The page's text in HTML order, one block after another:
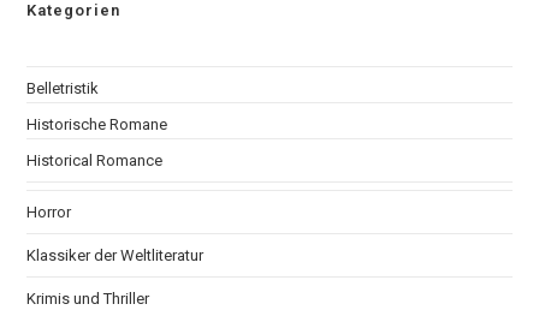
Kategorien
Belletristik
Historische Romane
Historical Romance
Horror
Klassiker der Weltliteratur
Krimis und Thriller